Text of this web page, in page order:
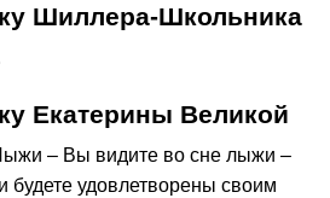
Шиллера-Школьника
Екатерины Великой
– Вы видите во сне лыжи –
будете удовлетворены своим